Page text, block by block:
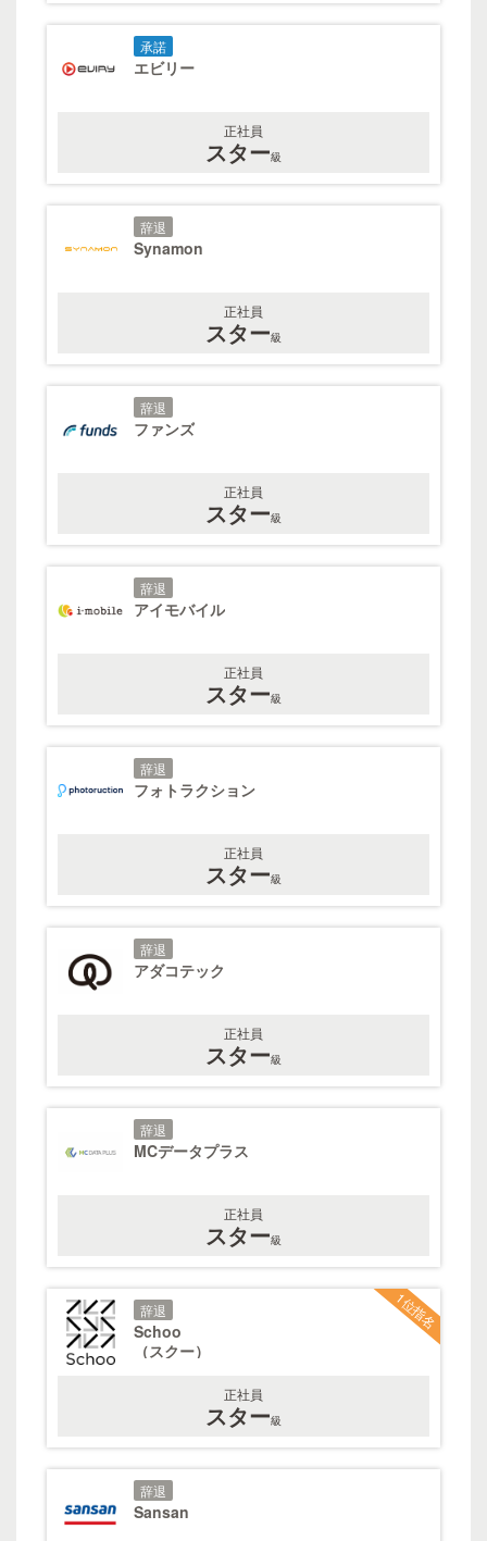
承諾
エビリー
正社員
スター級
辞退
Synamon
正社員
スター級
辞退
ファンズ
正社員
スター級
辞退
アイモバイル
正社員
スター級
辞退
フォトラクション
正社員
スター級
辞退
アダコテック
正社員
スター級
辞退
MCデータプラス
正社員
スター級
1位指名
辞退
Schoo
（スクー）
正社員
スター級
辞退
Sansan